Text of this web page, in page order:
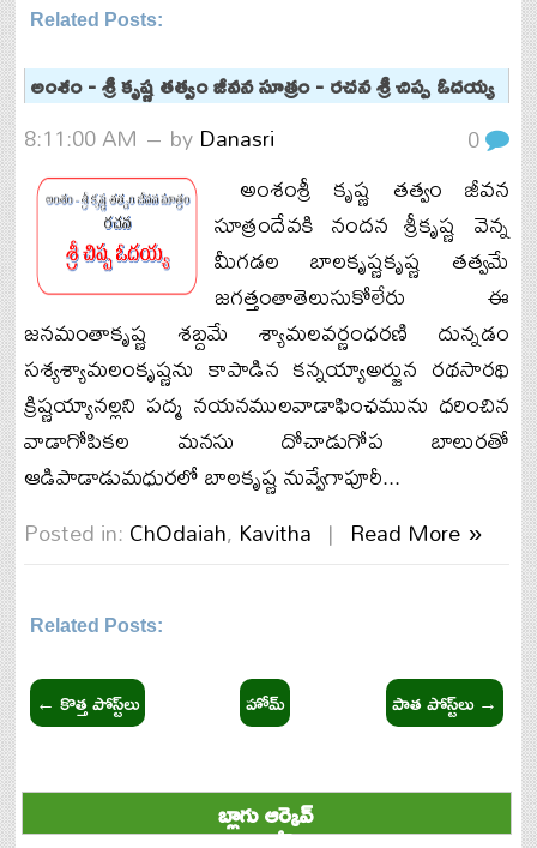
Related Posts:
అంశం - శ్రీ కృష్ణ తత్వం జీవన సూత్రం - రచన శ్రీ చిప్ప ఓదయ్య
8:11:00 AM – byDanasri
0
అంశంశ్రీ కృష్ణ తత్వం జీవన
సూత్రందేవకి నందన శ్రీకృష్ణ వెన్న
మీగడల బాలకృష్ణకృష్ణ తత్వమే
జగత్తంతాతెలుసుకోలేరు ఈ
జనమంతాకృష్ణ శబ్దమే శ్యామలవర్ణంధరణి దున్నడం
సశ్యశ్యామలంకృష్ణను కాపాడిన కన్నయ్యాఅర్జున రథసారథి
క్రిష్ణయ్యానల్లని పద్మ నయనములవాడాఫింఛమును ధరించిన
వాడాగోపికల మనసు దోచాడుగోప బాలురతో
ఆడిపాడాడుమధురలో బాలకృష్ణ నువ్వేగాపూరీ...
Posted in:ChOdaiah, Kavitha | Read More »
Related Posts:
← కొత్త పోస్ట్‌లు పాత పోస్ట్‌లు →
హోమ్
బ్లాగు ఆర్కైవ్